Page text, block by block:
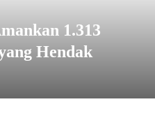
1.313
Hendak